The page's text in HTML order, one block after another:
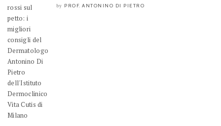
by PROF. ANTONINO DI PIETRO